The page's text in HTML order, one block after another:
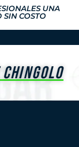
UNA
SIN COSTO